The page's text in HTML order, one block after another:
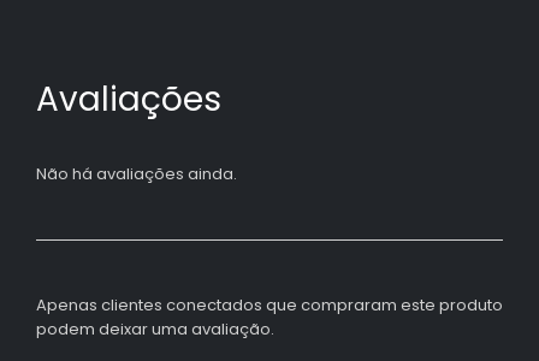
Avaliações
Não há avaliações ainda.
Apenas clientes conectados que compraram este produto
podem deixar uma avaliação.